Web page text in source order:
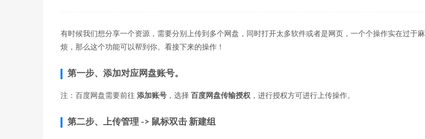
有时候我们想分享一个资源，需要分别上传到多个网盘，同时打开太多软件或者是网页，一个个操作实在过于麻
烦，那么这个功能可以帮到你。看接下来的操作！
第一步、添加对应网盘账号。
注：百度网盘需要前往 添加账号 ，选择 百度网盘传输授权 ，进行授权方可进行上传操作。
第二步、上传管理 -> 鼠标双击 新建组